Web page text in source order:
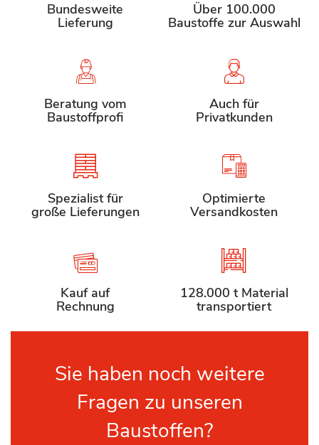
Bundesweite
Lieferung
Über 100.000
Baustoffe zur Auswahl
Beratung vom
Baustoffprofi
Auch für
Privatkunden
Spezialist für
große Lieferungen
Optimierte
Versandkosten
Kauf auf
Rechnung
128.000 t Material
transportiert
Sie haben noch weitere
Fragen zu unseren
Baustoffen?